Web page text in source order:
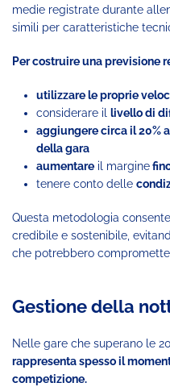
medie registrate durante
simili per caratteristiche
Per costruire una previsione
utilizzare le proprie
considerare il
livello di
aggiungere circa il 20%
della gara
aumentare il margine
tenere conto delle
Questa metodologia
credibile e sostenibile,
che potrebbero
Gestione della
Nelle gare che superano le
rappresenta spesso il
competizione.